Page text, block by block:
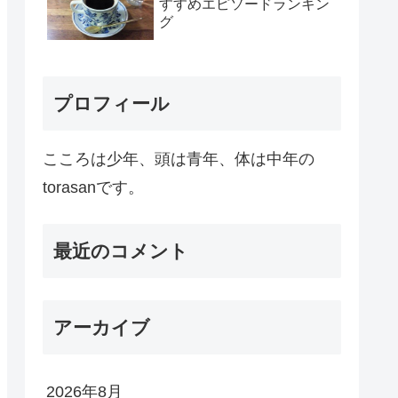
すすめエピソードランキン
グ
プロフィール
こころは少年、頭は青年、体は中年の
torasanです。
最近のコメント
アーカイブ
2026年8月